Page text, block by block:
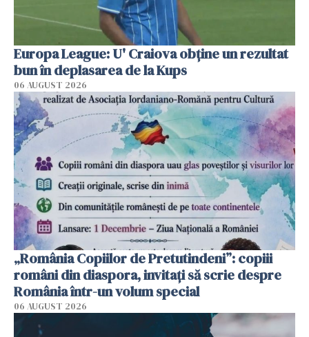
Europa League: U' Craiova obține un rezultat
bun în deplasarea de la Kups
06 AUGUST 2026
„România Copiilor de Pretutindeni”: copiii
români din diaspora, invitați să scrie despre
România într-un volum special
06 AUGUST 2026